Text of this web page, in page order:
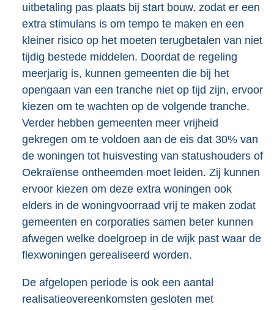
uitbetaling pas plaats bij start bouw, zodat er een
extra stimulans is om tempo te maken en een
kleiner risico op het moeten terugbetalen van niet
tijdig bestede middelen. Doordat de regeling
meerjarig is, kunnen gemeenten die bij het
opengaan van een tranche niet op tijd zijn, ervoor
kiezen om te wachten op de volgende tranche.
Verder hebben gemeenten meer vrijheid
gekregen om te voldoen aan de eis dat 30% van
de woningen tot huisvesting van statushouders of
Oekraïense ontheemden moet leiden. Zij kunnen
ervoor kiezen om deze extra woningen ook
elders in de woningvoorraad vrij te maken zodat
gemeenten en corporaties samen beter kunnen
afwegen welke doelgroep in de wijk past waar de
flexwoningen gerealiseerd worden.
De afgelopen periode is ook een aantal
realisatieovereenkomsten gesloten met